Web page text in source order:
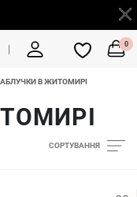
0
В ЖИТОМИРІ
СОРТУВАННЯ